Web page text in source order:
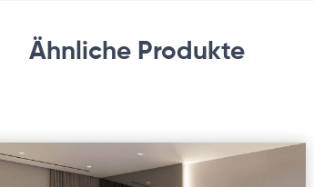
Ähnliche Produkte